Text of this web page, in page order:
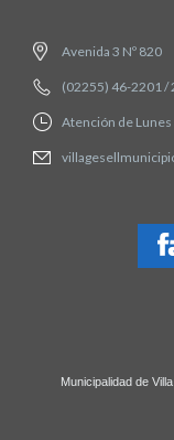
Avenida 3 Nº 820
(02255) 46-2201 /
Atención de Lunes
Municipalidad de